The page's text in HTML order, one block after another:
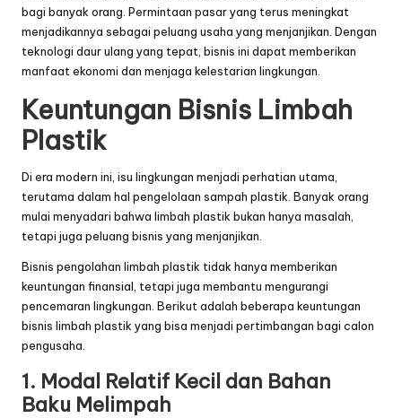
bagi banyak orang. Permintaan pasar yang terus meningkat
menjadikannya sebagai peluang usaha yang menjanjikan. Dengan
teknologi daur ulang yang tepat, bisnis ini dapat memberikan
manfaat ekonomi dan menjaga kelestarian lingkungan.
Keuntungan Bisnis Limbah
Plastik
Di era modern ini, isu lingkungan menjadi perhatian utama,
terutama dalam hal pengelolaan sampah plastik. Banyak orang
mulai menyadari bahwa limbah plastik bukan hanya masalah,
tetapi juga peluang bisnis yang menjanjikan.
Bisnis pengolahan limbah plastik tidak hanya memberikan
keuntungan finansial, tetapi juga membantu mengurangi
pencemaran lingkungan. Berikut adalah beberapa keuntungan
bisnis limbah plastik yang bisa menjadi pertimbangan bagi calon
pengusaha.
1. Modal Relatif Kecil dan Bahan
Baku Melimpah